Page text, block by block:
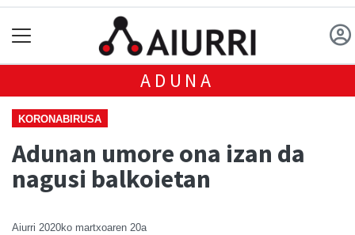
ADUNA
KORONABIRUSA
Adunan umore ona izan da
nagusi balkoietan
Aiurri 2020ko martxoaren 20a